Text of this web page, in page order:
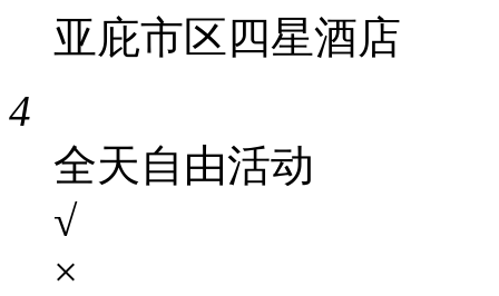
亚庇市区四星酒店
4
全天自由活动
√
×